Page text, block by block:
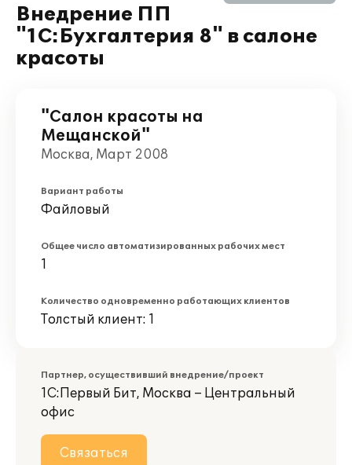
Внедрение ПП
"1С:Бухгалтерия 8" в салоне
красоты
"Салон красоты на
Мещанской"
Москва, Март 2008
Вариант работы
Файловый
Общее число автоматизированных рабочих мест
1
Количество одновременно работающих клиентов
Толстый клиент: 1
Партнер, осуществивший внедрение/проект
1С:Первый Бит, Москва – Центральный
офис
Связаться